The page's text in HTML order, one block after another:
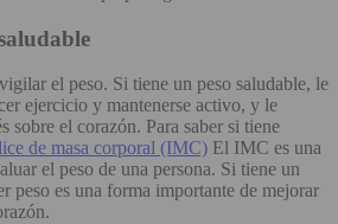
el peso. Si tiene un peso saludable, le
ejercicio y mantenerse activo, y le
sobre el corazón. Para saber si tiene
de masa corporal (IMC) El IMC es una
el peso de una persona. Si tiene un
peso es una forma importante de mejorar